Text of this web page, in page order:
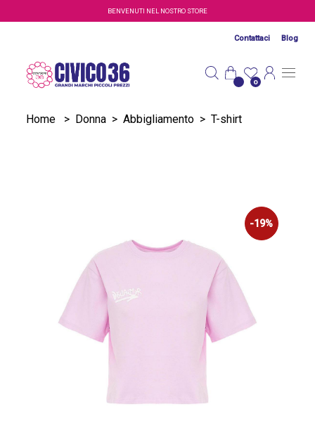
Salta al contenuto principaleBENVENUTI NEL NOSTRO STORE
Contattaci Blog
0
Home > Donna > Abbigliamento > T-shirt
-19%